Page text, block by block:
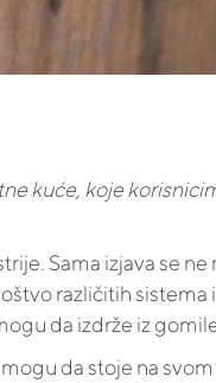
kuće, koje
Sama izjava se ne
različitih sistema
da izdrže iz
da stoje na